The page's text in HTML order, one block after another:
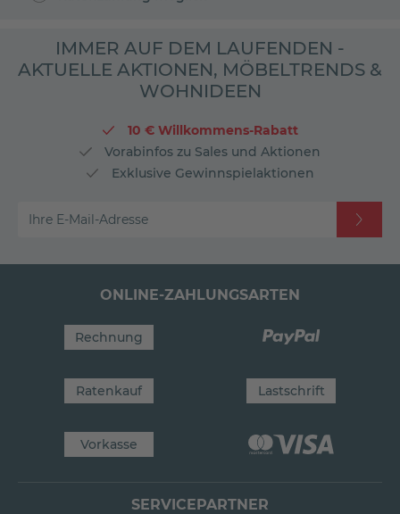
IMMER AUF DEM LAUFENDEN -
AKTUELLE AKTIONEN, MÖBELTRENDS &
WOHNIDEEN
10 € Willkommens-Rabatt
Vorabinfos zu Sales und Aktionen
Exklusive Gewinnspielaktionen
Ihre E-Mail-Adresse
ONLINE-ZAHLUNGSARTEN
Rechnung
Ratenkauf Lastschrift
Vorkasse
SERVICEPARTNER